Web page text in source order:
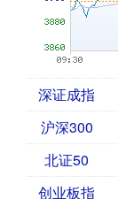
深证成指
沪深300
北证50
创业板指